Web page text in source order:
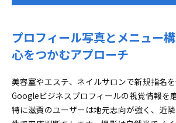
プロフィール写真とメニュー
心をつかむアプローチ
美容室やエステ、ネイルサロンで新規指名を
Googleビジネスプロフィールの視覚情報を
特に滋賀のユーザーは地元志向が強く、近